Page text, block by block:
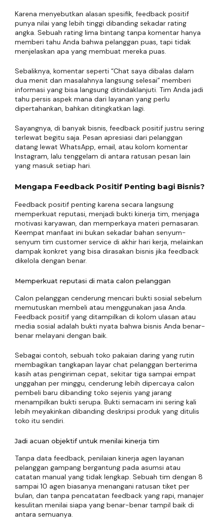
Karena menyebutkan alasan spesifik, feedback positif
punya nilai yang lebih tinggi dibanding sekadar rating
angka. Sebuah rating lima bintang tanpa komentar hanya
memberi tahu Anda bahwa pelanggan puas, tapi tidak
menjelaskan apa yang membuat mereka puas.
Sebaliknya, komentar seperti “Chat saya dibalas dalam
dua menit dan masalahnya langsung selesai” memberi
informasi yang bisa langsung ditindaklanjuti. Tim Anda jadi
tahu persis aspek mana dari layanan yang perlu
dipertahankan, bahkan ditingkatkan lagi.
Sayangnya, di banyak bisnis, feedback positif justru sering
terlewat begitu saja. Pesan apresiasi dari pelanggan
datang lewat WhatsApp, email, atau kolom komentar
Instagram, lalu tenggelam di antara ratusan pesan lain
yang masuk setiap hari.
Mengapa Feedback Positif Penting bagi Bisnis?
Feedback positif penting karena secara langsung
memperkuat reputasi, menjadi bukti kinerja tim, menjaga
motivasi karyawan, dan memperkaya materi pemasaran.
Keempat manfaat ini bukan sekadar bahan senyum-
senyum tim customer service di akhir hari kerja, melainkan
dampak konkret yang bisa dirasakan bisnis jika feedback
dikelola dengan benar.
Memperkuat reputasi di mata calon pelanggan
Calon pelanggan cenderung mencari bukti sosial sebelum
memutuskan membeli atau menggunakan jasa Anda.
Feedback positif yang ditampilkan di kolom ulasan atau
media sosial adalah bukti nyata bahwa bisnis Anda benar-
benar melayani dengan baik.
Sebagai contoh, sebuah toko pakaian daring yang rutin
membagikan tangkapan layar chat pelanggan berterima
kasih atas pengiriman cepat, sekitar tiga sampai empat
unggahan per minggu, cenderung lebih dipercaya calon
pembeli baru dibanding toko sejenis yang jarang
menampilkan bukti serupa. Bukti semacam ini sering kali
lebih meyakinkan dibanding deskripsi produk yang ditulis
toko itu sendiri.
Jadi acuan objektif untuk menilai kinerja tim
Tanpa data feedback, penilaian kinerja agen layanan
pelanggan gampang bergantung pada asumsi atau
catatan manual yang tidak lengkap. Sebuah tim dengan 8
sampai 10 agen biasanya menangani ratusan tiket per
bulan, dan tanpa pencatatan feedback yang rapi, manajer
kesulitan menilai siapa yang benar-benar tampil baik di
antara semuanya.